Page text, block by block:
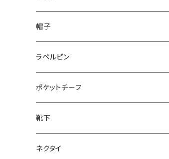
50/XL～
48/L
50/XL～
26cm～
27cm～
28cm～
帽子
ラペルピン
ポケットチーフ
靴下
ネクタイ